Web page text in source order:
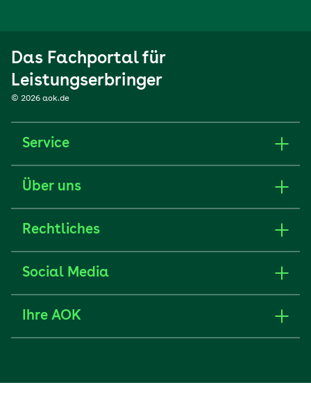
Das Fachportal für
Leistungserbringer
© 2026 aok.de
Service
Über uns
Rechtliches
Social Media
Ihre AOK